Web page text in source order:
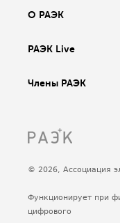
О РАЭК
РАЭК Live
Члены РАЭК
© 2026, Ассоциация
Функционирует при
цифрового